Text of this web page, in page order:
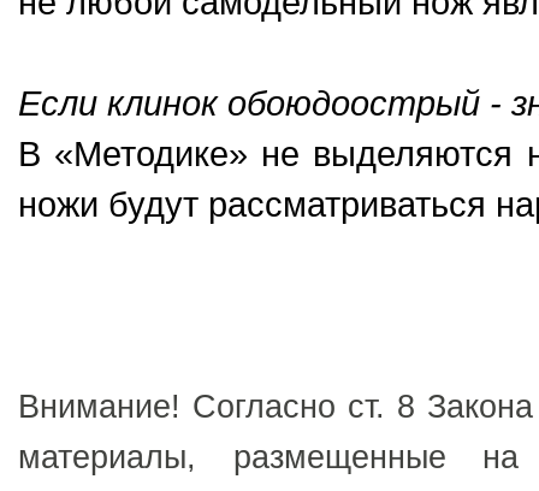
Если клинок обоюдоострый -
В «Методике» не выделяются
ножи будут рассматриваться
Внимание! Согласно ст. 8
материалы, размещенные